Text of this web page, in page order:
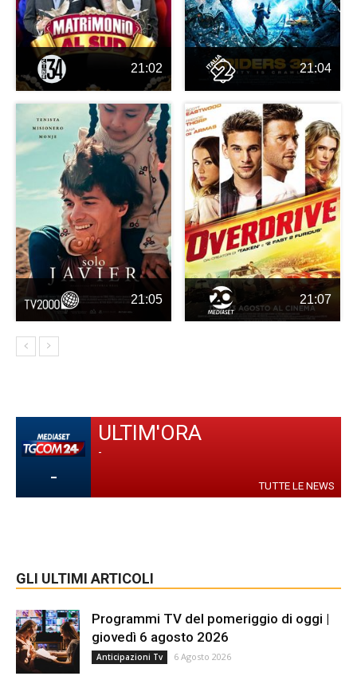
21:02 21:04
21:05 21:07
-
ULTIM'ORA
-
TUTTE LE NEWS
GLI ULTIMI ARTICOLI
Programmi TV del pomeriggio di oggi |
giovedì 6 agosto 2026
Anticipazioni Tv 6 Agosto 2026